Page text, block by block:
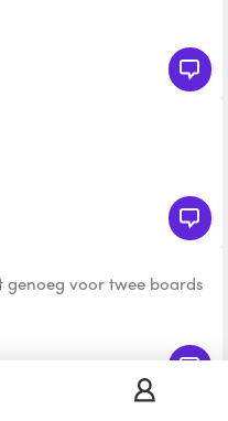
kite boardbag for your
genoeg voor twee boards